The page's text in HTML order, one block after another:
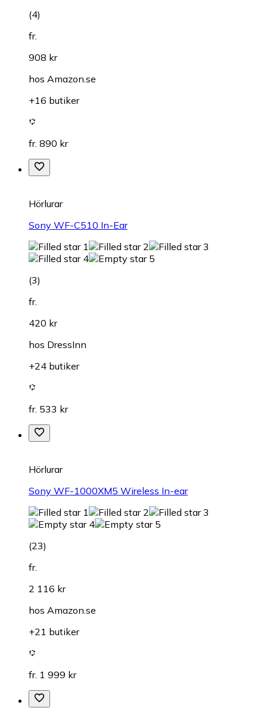
(4)
fr.
908 kr
hos Amazon.se
+16 butiker
fr. 890 kr
Hörlurar
Sony WF-C510 In-Ear
(3)
fr.
420 kr
hos DressInn
+24 butiker
fr. 533 kr
Hörlurar
Sony WF-1000XM5 Wireless In-ear
(23)
fr.
2 116 kr
hos Amazon.se
+21 butiker
fr. 1 999 kr